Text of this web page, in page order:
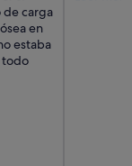
de carga
en
estaba
todo